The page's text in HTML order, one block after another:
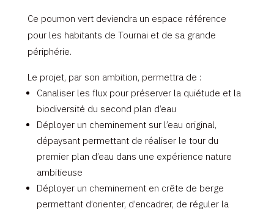
Ce poumon vert deviendra un espace référence
pour les habitants de Tournai et de sa grande
périphérie.
Le projet, par son ambition, permettra de :
Canaliser les flux pour préserver la quiétude et la
biodiversité du second plan d’eau
Déployer un cheminement sur l’eau original,
dépaysant permettant de réaliser le tour du
premier plan d’eau dans une expérience nature
ambitieuse
Déployer un cheminement en crête de berge
permettant d’orienter, d’encadrer, de réguler la